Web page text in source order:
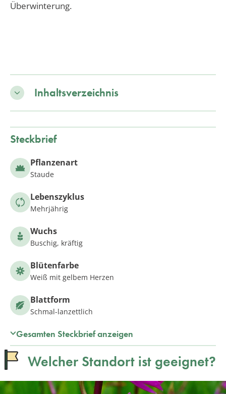
Überwinterung.
Inhaltsverzeichnis
Steckbrief
Pflanzenart
Staude
Lebenszyklus
Mehrjährig
Wuchs
Buschig, kräftig
Blütenfarbe
Weiß mit gelbem Herzen
Blattform
Schmal-lanzettlich
Gesamten Steckbrief anzeigen
Welcher Standort ist geeignet?